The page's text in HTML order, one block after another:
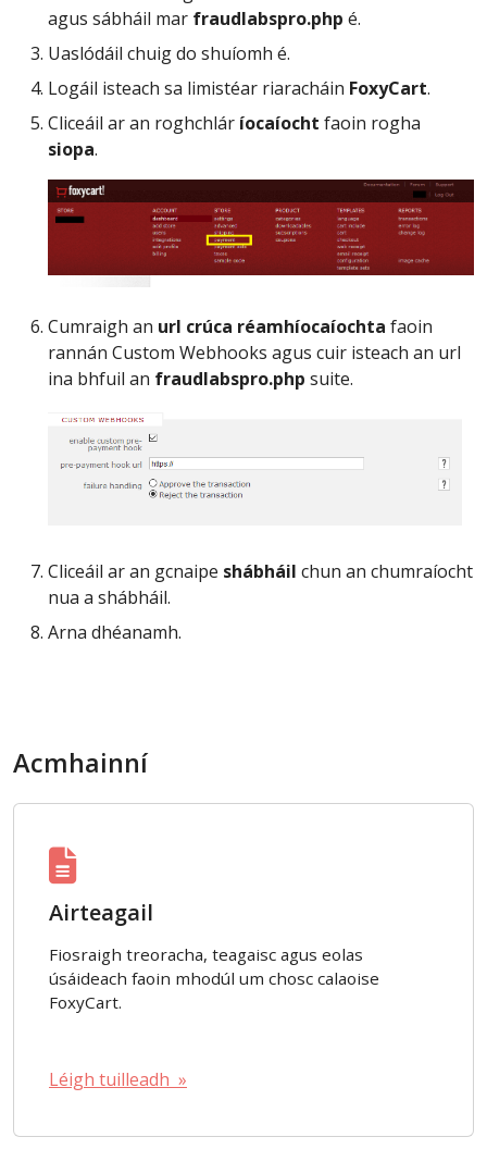
agus sábháil mar fraudlabspro.php é.
Uaslódáil chuig do shuíomh é.
Logáil isteach sa limistéar riaracháin FoxyCart.
Cliceáil ar an roghchlár íocaíocht faoin rogha
siopa.
Cumraigh an url crúca réamhíocaíochta faoin
rannán Custom Webhooks agus cuir isteach an url
ina bhfuil an fraudlabspro.php suite.
Cliceáil ar an gcnaipe shábháil chun an chumraíocht
nua a shábháil.
Arna dhéanamh.
Acmhainní
Airteagail
Fiosraigh treoracha, teagaisc agus eolas
úsáideach faoin mhodúl um chosc calaoise
FoxyCart.
Léigh tuilleadh »